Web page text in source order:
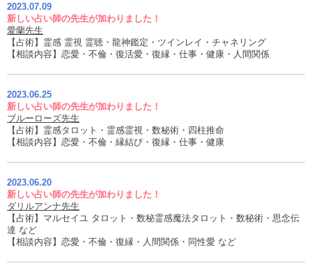
2023.07.09
新しい占い師の先生が加わりました！
愛蘭先生
【占術】霊感 霊視 霊聴・龍神鑑定・ツインレイ・チャネリング
【相談内容】恋愛・不倫・復活愛・復縁・仕事・健康・人間関係
2023.06.25
新しい占い師の先生が加わりました！
ブルーローズ先生
【占術】霊感タロット・霊感霊視・数秘術・四柱推命
【相談内容】恋愛・不倫・縁結び・復縁・仕事・健康
2023.06.20
新しい占い師の先生が加わりました！
ダリルアンナ先生
【占術】マルセイユ タロット・数秘霊感魔法タロット・数秘術・思念伝
達 など
【相談内容】恋愛・不倫・復縁・人間関係・同性愛 など